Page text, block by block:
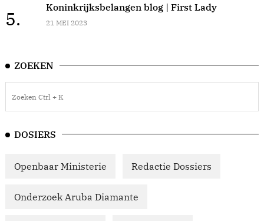
5.
Koninkrijksbelangen blog | First Lady
21 MEI 2023
ZOEKEN
DOSIERS
Openbaar Ministerie Redactie Dossiers
Onderzoek Aruba Diamante